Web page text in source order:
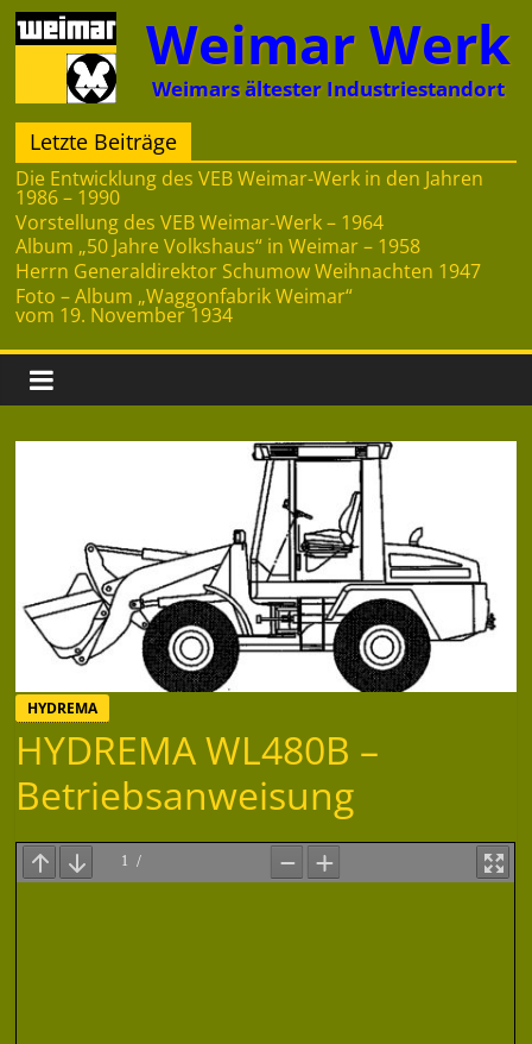
Zum
Inhalt
springen
Weimar Werk
Weimars ältester Industriestandort
Letzte Beiträge
Die Entwicklung des VEB Weimar-Werk in den Jahren
1986 – 1990
Vorstellung des VEB Weimar-Werk – 1964
Album „50 Jahre Volkshaus“ in Weimar – 1958
Herrn Generaldirektor Schumow Weihnachten 1947
Foto – Album „Waggonfabrik Weimar“
vom 19. November 1934
HYDREMA
HYDREMA WL480B –
Betriebsanweisung